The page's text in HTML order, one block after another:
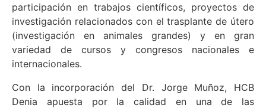
participación en trabajos científicos, proyectos de
investigación relacionados con el trasplante de útero
(investigación en animales grandes) y en gran
variedad de cursos y congresos nacionales e
internacionales.
Con la incorporación del Dr. Jorge Muñoz, HCB
Denia apuesta por la calidad en una de las